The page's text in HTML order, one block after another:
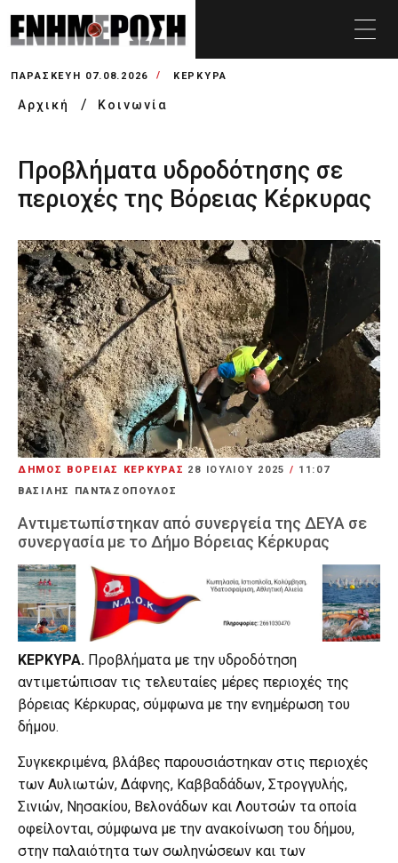
ΠΑΡΑΣΚΕΥΉ 07.08.2026 ΚΕΡΚΥΡΑ
Αρχική Κοινωνία
Προβλήματα υδροδότησης σε
περιοχές της Βόρειας Κέρκυρας
ΔΗΜΟΣ ΒΟΡΕΙΑΣ ΚΕΡΚΥΡΑΣ 28 ΙΟΥΛΊΟΥ 2025 / 11:07
ΒΑΣΙΛΗΣ ΠΑΝΤΑΖΟΠΟΥΛΟΣ
Αντιμετωπίστηκαν από συνεργεία της ΔΕΥΑ σε
συνεργασία με το Δήμο Βόρειας Κέρκυρας
ΚΕΡΚΥΡΑ. Προβλήματα με την υδροδότηση
αντιμετώπισαν τις τελευταίες μέρες περιοχές της
βόρειας Κέρκυρας, σύμφωνα με την ενημέρωση του
δήμου.
Συγκεκριμένα, βλάβες παρουσιάστηκαν στις περιοχές
των Αυλιωτών, Δάφνης, Καββαδάδων, Στρογγυλής,
Σινιών, Νησακίου, Βελονάδων και Λουτσών τα οποία
οφείλονται, σύμφωνα με την ανακοίνωση του δήμου,
στην παλαιότητα των σωληνώσεων και των